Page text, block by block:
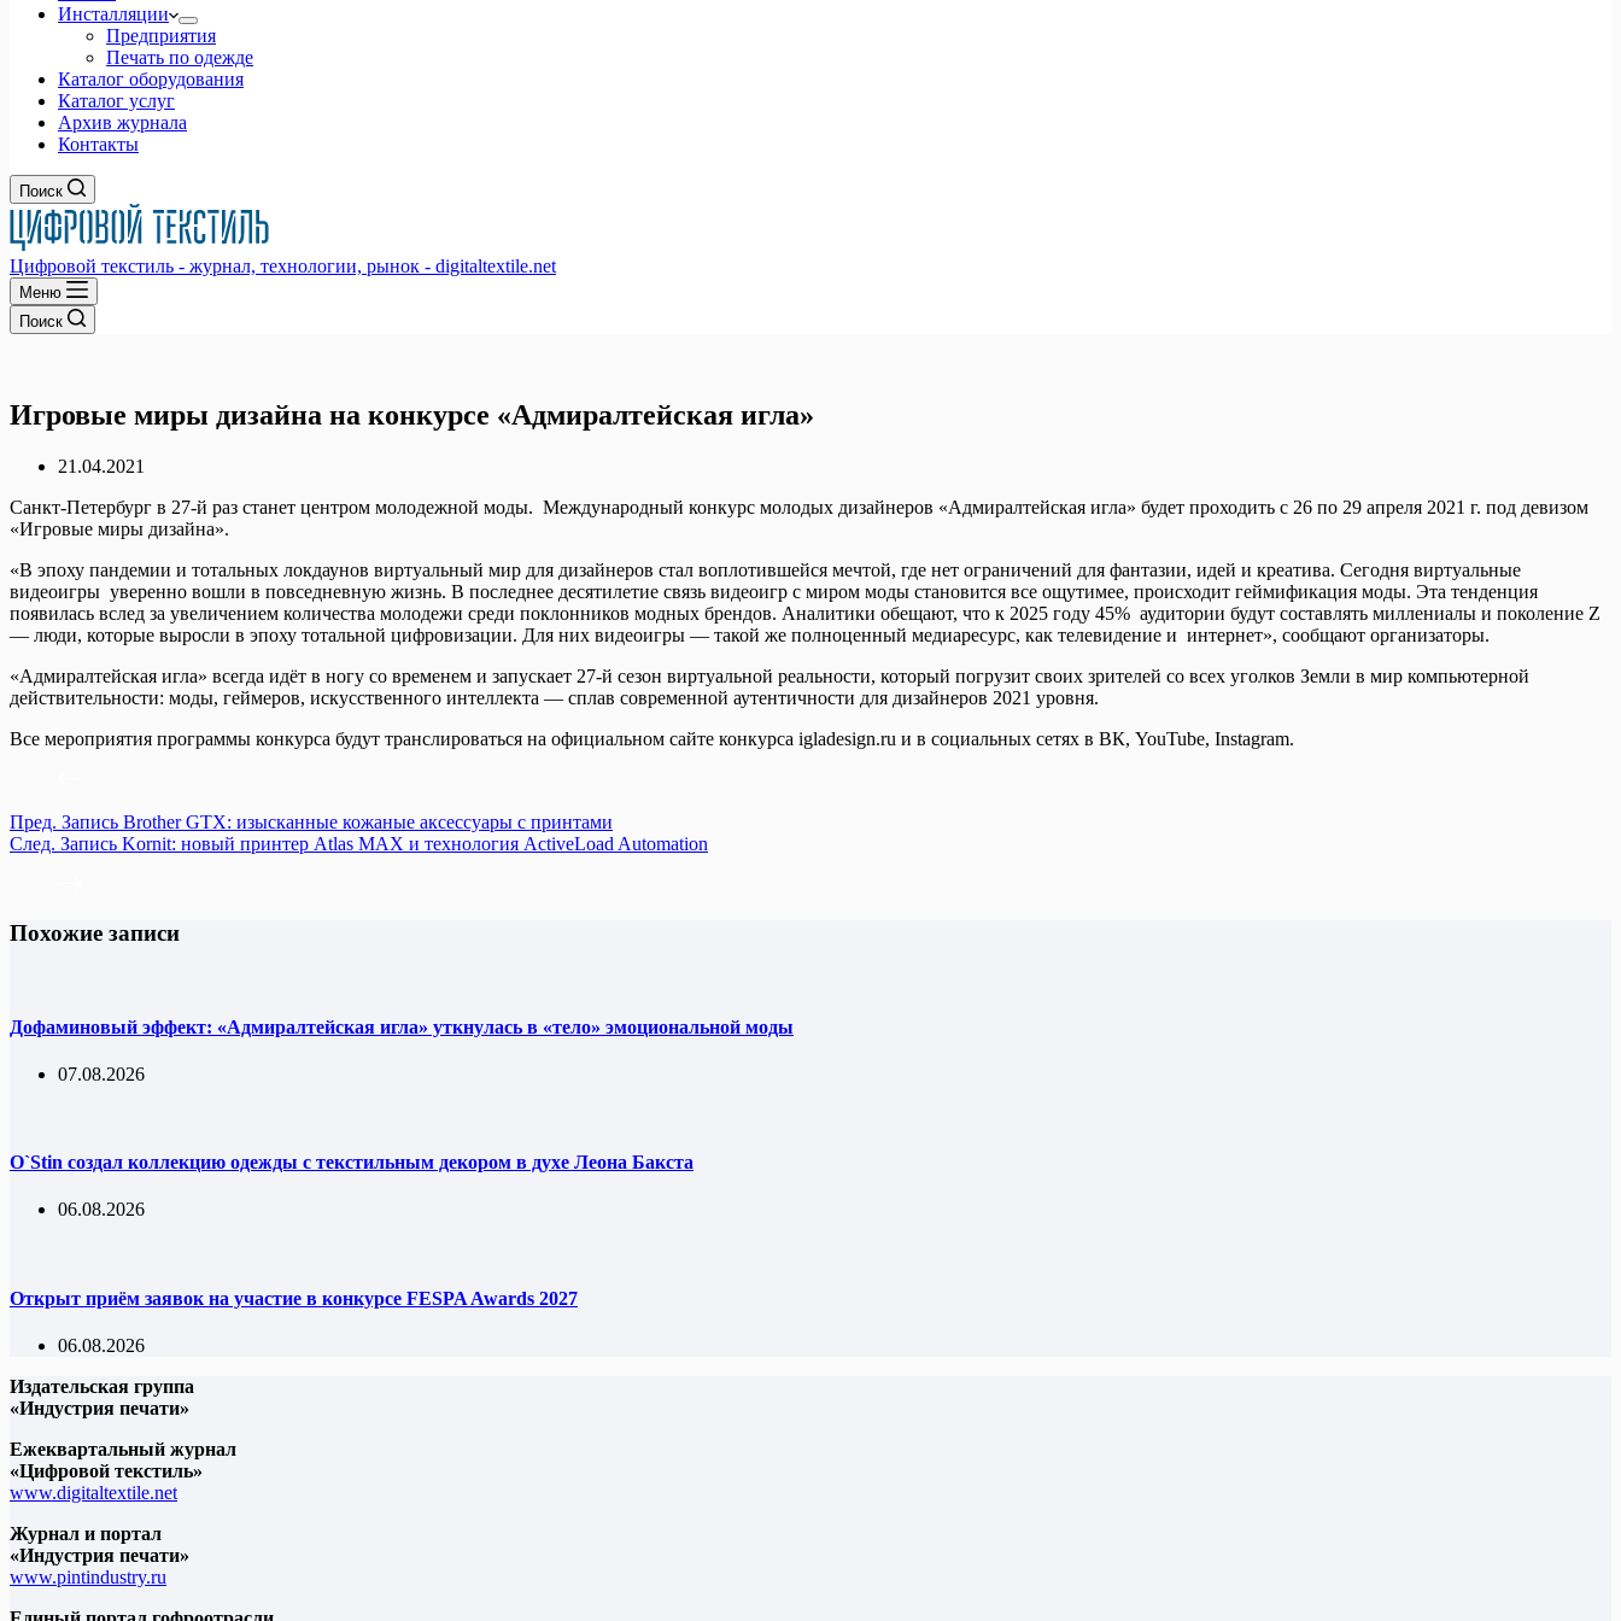
Инсталляции
Предприятия
Печать по одежде
Каталог оборудования
Каталог услуг
Архив журнала
Контакты
Поиск
Цифровой текстиль - журнал, технологии, рынок - digitaltextile.net
Меню
Поиск
Игровые миры дизайна на конкурсе «Адмиралтейская игла»
21.04.2021
Санкт-Петербург в 27-й раз станет центром молодежной моды. Международный конкурс молодых дизайнеров «Адмиралтейская игла» будет проходить с 26 по 29 апреля 2021 г. под девизом
«Игровые миры дизайна».
«В эпоху пандемии и тотальных локдаунов виртуальный мир для дизайнеров стал воплотившейся мечтой, где нет ограничений для фантазии, идей и креатива. Сегодня виртуальные
видеоигры уверенно вошли в повседневную жизнь. В последнее десятилетие связь видеоигр с миром моды становится все ощутимее, происходит геймификация моды. Эта тенденция
появилась вслед за увеличением количества молодежи среди поклонников модных брендов. Аналитики обещают, что к 2025 году 45% аудитории будут составлять миллениалы и поколение Z
— люди, которые выросли в эпоху тотальной цифровизации. Для них видеоигры — такой же полноценный медиаресурс, как телевидение и интернет», сообщают организаторы.
«Адмиралтейская игла» всегда идёт в ногу со временем и запускает 27-й сезон виртуальной реальности, который погрузит своих зрителей со всех уголков Земли в мир компьютерной
действительности: моды, геймеров, искусственного интеллекта — сплав современной аутентичности для дизайнеров 2021 уровня.
Все мероприятия программы конкурса будут транслироваться на официальном сайте конкурса igladesign.ru и в социальных сетях в ВК, YouTube, Instagram.
Пред. Запись Brother GTX: изысканные кожаные аксессуары с принтами
След. Запись Kornit: новый принтер Atlas MAX и технология ActiveLoad Automation
Похожие записи
Дофаминовый эффект: «Адмиралтейская игла» уткнулась в «тело» эмоциональной моды
07.08.2026
O`Stin создал коллекцию одежды с текстильным декором в духе Леона Бакста
06.08.2026
Открыт приём заявок на участие в конкурсе FESPA Awards 2027
06.08.2026
Издательская группа
«Индустрия печати»
Ежеквартальный журнал
«Цифровой текстиль»
www.digitaltextile.net
Журнал и портал
«Индустрия печати»
www.pintindustry.ru